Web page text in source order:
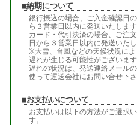
■納期について
銀行振込の場合、ご入金確認日
ら３営業日以内に発送いたしま
カード・代引決済の場合、ご注
日から３営業日以内に発送いた
※大雪、台風などの天候状況に
遅れが生じる可能性がございま
遅れの状況は、発送連絡メール
使って運送会社にお問い合せ下
■お支払いについて
お支払いは以下の方法がご選択
す。